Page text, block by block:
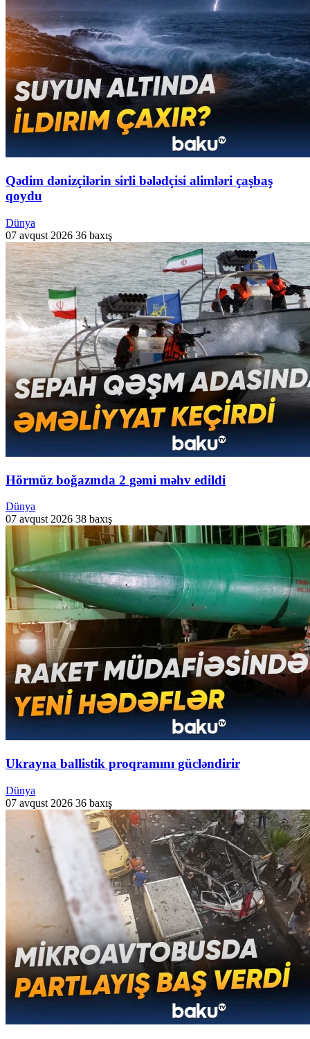
Qədim dənizçilərin sirli bələdçisi alimləri çaşbaş
qoydu
Dünya
07 avqust 2026 36 baxış
Hörmüz boğazında 2 gəmi məhv edildi
Dünya
07 avqust 2026 38 baxış
Ukrayna ballistik proqramını gücləndirir
Dünya
07 avqust 2026 36 baxış